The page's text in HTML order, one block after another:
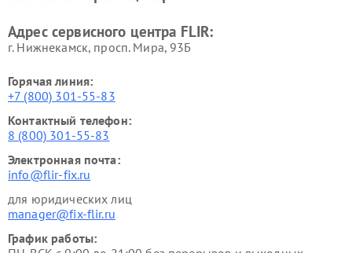
Адрес сервисного центра FLIR:
г. Нижнекамск, просп. Мира, 93Б
Горячая линия:
+7 (800) 301-55-83
Контактный телефон:
8 (800) 301-55-83
Электронная почта:
info@flir-fix.ru
для юридических лиц
manager@fix-flir.ru
График работы: